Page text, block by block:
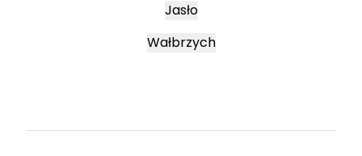
Jasło
Wałbrzych